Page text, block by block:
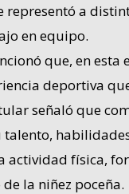
a
en equipo.
que, en
deportiva
señaló que
física,
la niñez poceña.